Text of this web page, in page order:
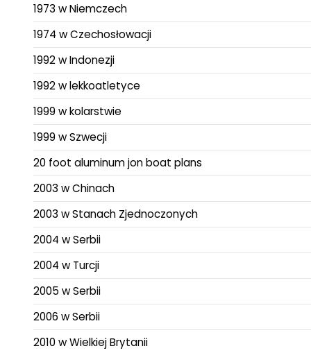
1973 w Niemczech
1974 w Czechosłowacji
1992 w Indonezji
1992 w lekkoatletyce
1999 w kolarstwie
1999 w Szwecji
20 foot aluminum jon boat plans
2003 w Chinach
2003 w Stanach Zjednoczonych
2004 w Serbii
2004 w Turcji
2005 w Serbii
2006 w Serbii
2010 w Wielkiej Brytanii